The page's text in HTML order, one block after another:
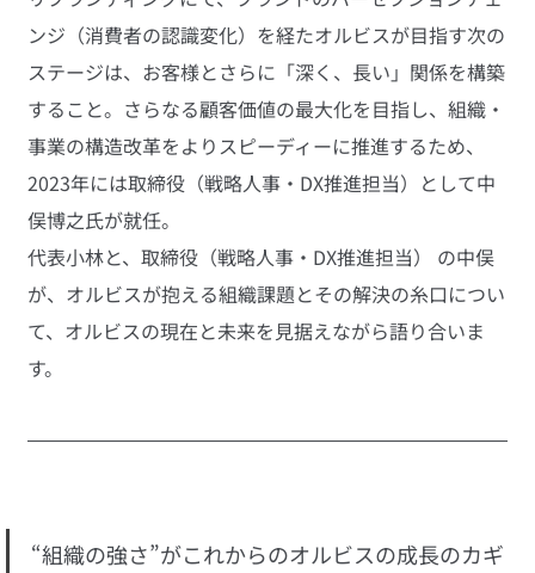
ンジ（消費者の認識変化）を経たオルビスが目指す次の
ステージは、お客様とさらに「深く、長い」関係を構築
すること。さらなる顧客価値の最大化を目指し、組織・
事業の構造改革をよりスピーディーに推進するため、
2023年には取締役（戦略人事・DX推進担当）として中
俣博之氏が就任。
代表小林と、取締役（戦略人事・DX推進担当） の中俣
が、オルビスが抱える組織課題とその解決の糸口につい
て、オルビスの現在と未来を見据えながら語り合いま
す。
“組織の強さ”がこれからのオルビスの成長のカギ